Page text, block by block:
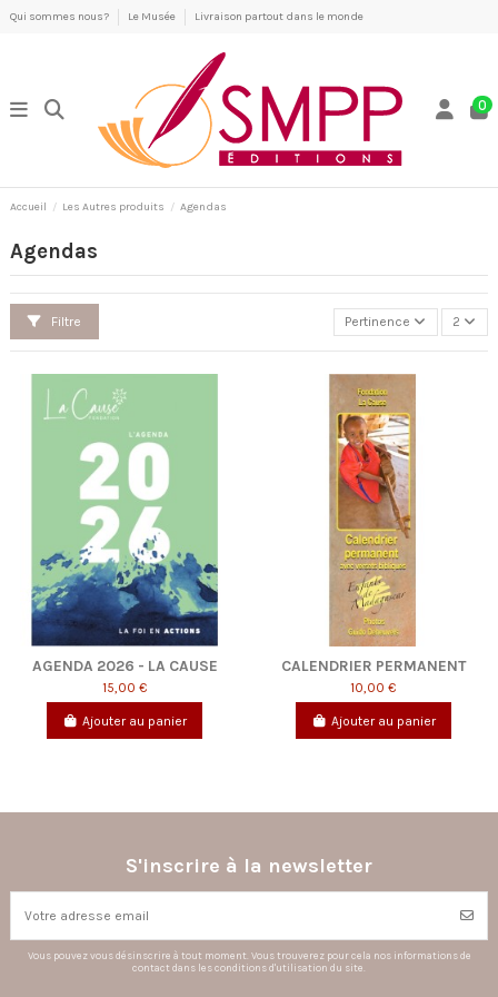
Qui sommes nous? Le Musée Livraison partout dans le monde
0
Accueil Les Autres produits Agendas
Agendas
Filtre Pertinence 2
AGENDA 2026 - LA CAUSE
15,00 €
Ajouter au panier
CALENDRIER PERMANENT
10,00 €
Ajouter au panier
S'inscrire à la newsletter
Vous pouvez vous désinscrire à tout moment. Vous trouverez pour cela nos informations de
contact dans les conditions d'utilisation du site.